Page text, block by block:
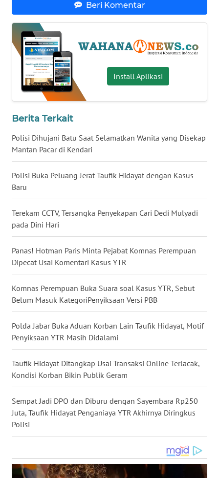
Beri Komentar
Install Aplikasi
Berita Terkait
Polisi Dihujani Batu Saat Selamatkan Wanita yang Disekap
Mantan Pacar di Kendari
Polisi Buka Peluang Jerat Taufik Hidayat dengan Kasus
Baru
Terekam CCTV, Tersangka Penyekapan Cari Dedi Mulyadi
pada Dini Hari
Panas! Hotman Paris Minta Pejabat Komnas Perempuan
Dipecat Usai Komentari Kasus YTR
Komnas Perempuan Buka Suara soal Kasus YTR, Sebut
Belum Masuk KategoriPenyiksaan Versi PBB
Polda Jabar Buka Aduan Korban Lain Taufik Hidayat, Motif
Penyiksaan YTR Masih Didalami
Taufik Hidayat Ditangkap Usai Transaksi Online Terlacak,
Kondisi Korban Bikin Publik Geram
Sempat Jadi DPO dan Diburu dengan Sayembara Rp250
Juta, Taufik Hidayat Penganiaya YTR Akhirnya Diringkus
Polisi
NUSANTARA
WN
JOGJA
WN
JATIM
WN
WN
KALTARA
WN
KALSEL
WN
KALTIM
WN
SULSEL
WN
WN
SULUT